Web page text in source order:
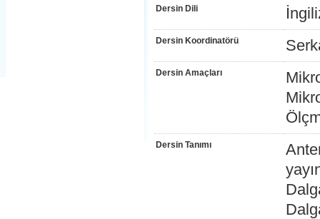
Dersin Dili
Dersin Koordinatörü
Dersin Amaçları
Dersin Tanımı